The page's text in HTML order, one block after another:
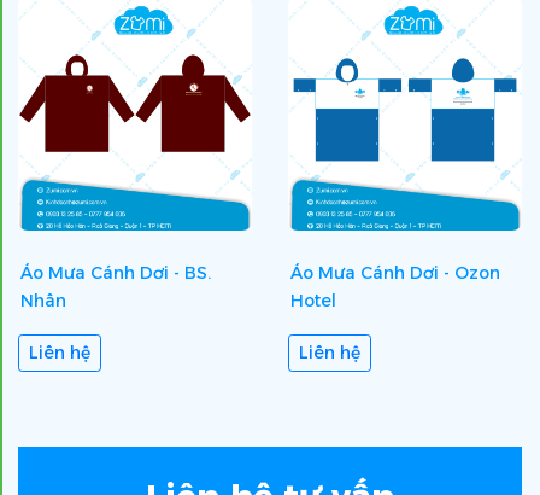
Áo Mưa Cánh Dơi - BS.
Nhân
Liên hệ
Áo Mưa Cánh Dơi - Ozon
Hotel
Liên hệ